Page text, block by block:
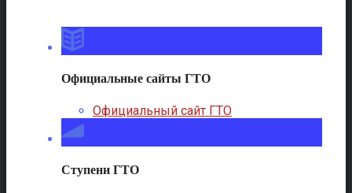
Официальные сайты ГТО
Официальный сайт ГТО
Ступени ГТО